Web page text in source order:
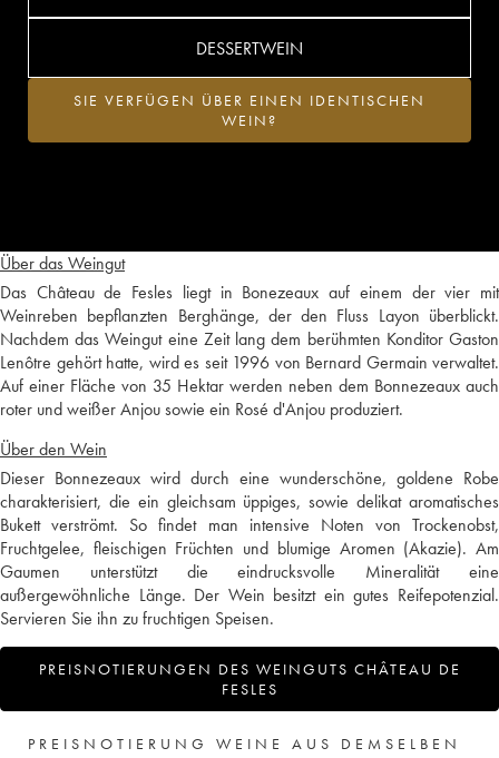
Über das Weingut
Das Château de Fesles liegt in Bonezeaux auf einem der vier mit
Weinreben bepflanzten Berghänge, der den Fluss Layon überblickt.
Nachdem das Weingut eine Zeit lang dem berühmten Konditor Gaston
Lenôtre gehört hatte, wird es seit 1996 von Bernard Germain verwaltet.
Auf einer Fläche von 35 Hektar werden neben dem Bonnezeaux auch
roter und weißer Anjou sowie ein Rosé d'Anjou produziert.
Über den Wein
Dieser Bonnezeaux wird durch eine wunderschöne, goldene Robe
charakterisiert, die ein gleichsam üppiges, sowie delikat aromatisches
Bukett verströmt. So findet man intensive Noten von Trockenobst,
Fruchtgelee, fleischigen Früchten und blumige Aromen (Akazie). Am
Gaumen unterstützt die eindrucksvolle Mineralität eine
außergewöhnliche Länge. Der Wein besitzt ein gutes Reifepotenzial.
Servieren Sie ihn zu fruchtigen Speisen.
PREISNOTIERUNGEN DES WEINGUTS CHÂTEAU DE
FESLES
DESSERTWEIN
SIE VERFÜGEN ÜBER EINEN IDENTISCHEN
WEIN?
PREISNOTIERUNG WEINE AUS DEMSELBEN